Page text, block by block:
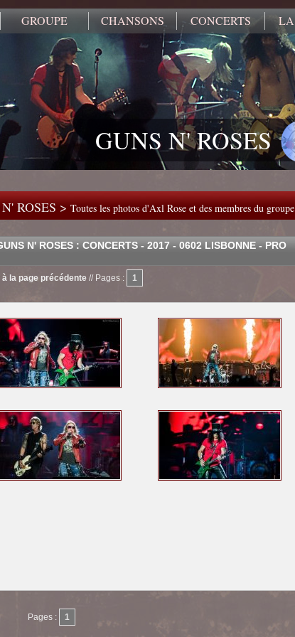
GROUPE CHANSONS CONCERTS LA
GUNS N' ROSES
ROSES > Toutes les photos d'Axl Rose et des membres du groupe
N' ROSES : CONCERTS - 2017 - 0602 LISBONNE - PRO
à la page précédente // Pages : 1
Pages : 1